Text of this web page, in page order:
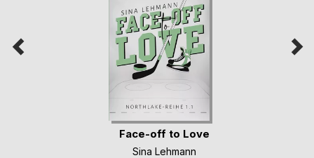
Face-off to Love
Sina Lehmann